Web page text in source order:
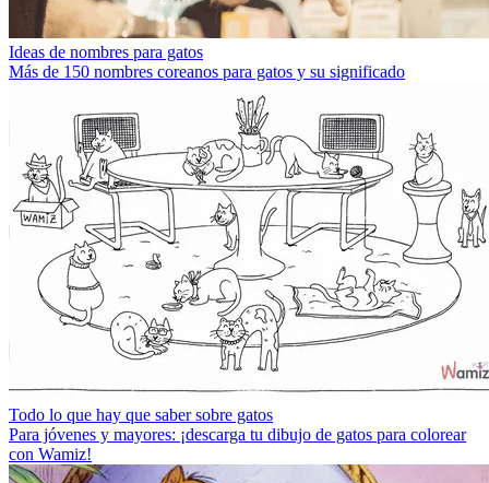
Ideas de nombres para gatos
Más de 150 nombres coreanos para gatos y su significado
Todo lo que hay que saber sobre gatos
Para jóvenes y mayores: ¡descarga tu dibujo de gatos para colorear
con Wamiz!